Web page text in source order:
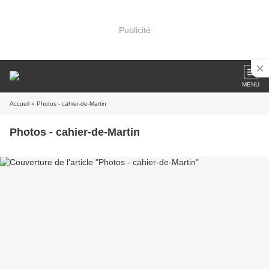
Publicité
MENU
Accueil » Photos - cahier-de-Martin
Photos - cahier-de-Martin